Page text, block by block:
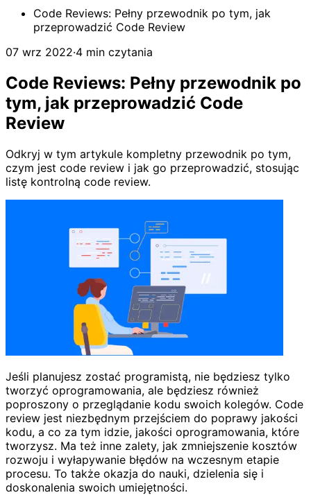
Code Reviews: Pełny przewodnik po tym, jak
przeprowadzić Code Review
07 wrz 2022·4 min czytania
Code Reviews: Pełny przewodnik po
tym, jak przeprowadzić Code
Review
Odkryj w tym artykule kompletny przewodnik po tym,
czym jest code review i jak go przeprowadzić, stosując
listę kontrolną code review.
Jeśli planujesz zostać programistą, nie będziesz tylko
tworzyć oprogramowania, ale będziesz również
poproszony o przeglądanie kodu swoich kolegów. Code
review jest niezbędnym przejściem do poprawy jakości
kodu, a co za tym idzie, jakości oprogramowania, które
tworzysz. Ma też inne zalety, jak zmniejszenie kosztów
rozwoju i wyłapywanie błędów na wczesnym etapie
procesu. To także okazja do nauki, dzielenia się i
doskonalenia swoich umiejętności.